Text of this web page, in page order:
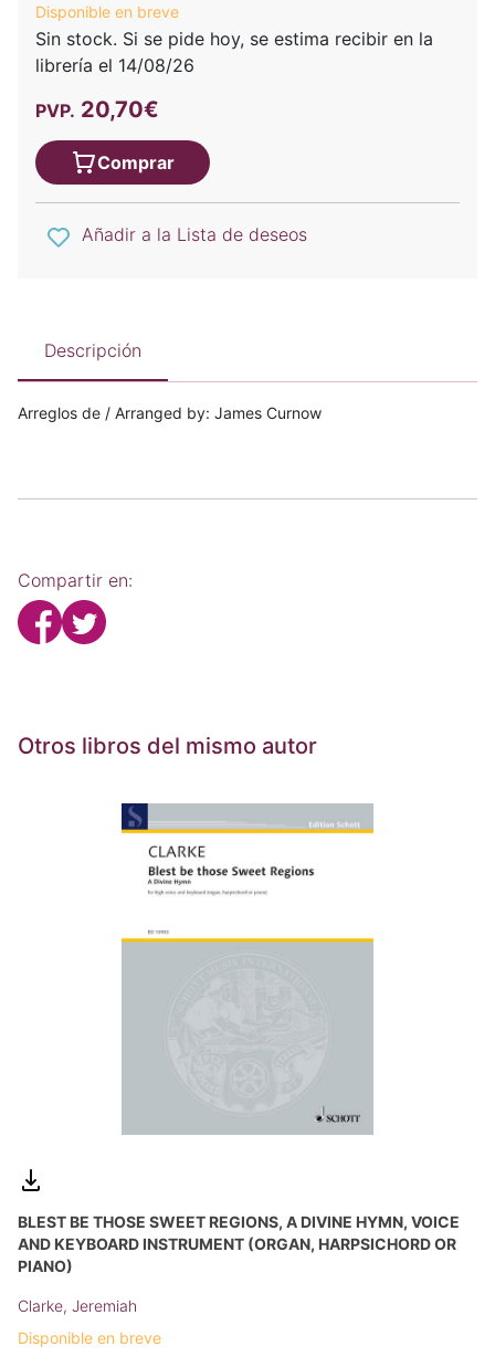
Disponible en breve
Sin stock. Si se pide hoy, se estima recibir en la
librería el 14/08/26
PVP. 20,70€
Comprar
Añadir a la Lista de deseos
Descripción
Arreglos de / Arranged by: James Curnow
Compartir en:
Otros libros del mismo autor
BLEST BE THOSE SWEET REGIONS, A DIVINE HYMN, VOICE
AND KEYBOARD INSTRUMENT (ORGAN, HARPSICHORD OR
PIANO)
Clarke, Jeremiah
Disponible en breve